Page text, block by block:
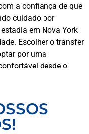
a confiança de que
cuidado por
em Nova York
Escolher o transfer
por uma
desde o